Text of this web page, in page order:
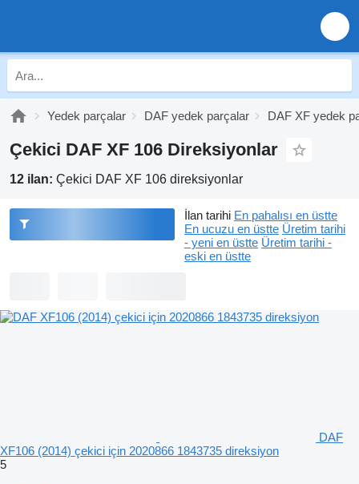
Yedek parçalar DAF yedek parçalar DAF XF yedek
Çekici DAF XF 106 Direksiyonlar
12 ilan: Çekici DAF XF 106 direksiyonlar
İlan tarihi En pahalısı en üstte
En ucuzu en üstte Üretim tarihi
- yeni en üstte Üretim tarihi -
eski en üstte
DAF
XF106 (2014) çekici için 2020866 1843735 direksiyon
5